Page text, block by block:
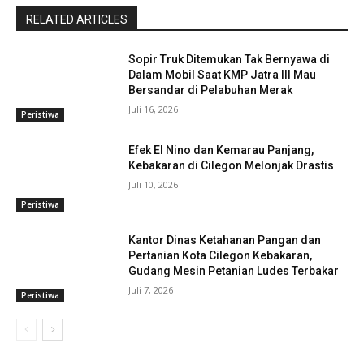
RELATED ARTICLES
Peristiwa
Sopir Truk Ditemukan Tak Bernyawa di
Dalam Mobil Saat KMP Jatra III Mau
Bersandar di Pelabuhan Merak
Juli 16, 2026
Peristiwa
Efek El Nino dan Kemarau Panjang,
Kebakaran di Cilegon Melonjak Drastis
Juli 10, 2026
Peristiwa
Kantor Dinas Ketahanan Pangan dan
Pertanian Kota Cilegon Kebakaran,
Gudang Mesin Petanian Ludes Terbakar
Juli 7, 2026